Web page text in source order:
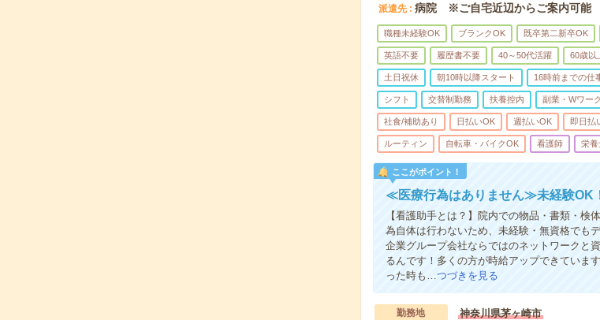
派遣先 病院 ※ご自宅近辺からご案内可能
職種未経験OK ブランクOK 既卒第二新卒OK
英語不要 履歴書不要 40～50代活躍 60歳以
土日祝休 朝10時以降スタート 16時前までの仕
シフト 交替制勤務 扶養控内 副業・Wワー
社食/補助あり 日払いOK 週払いOK 即日払
ルーティン 自転車・バイクOK 看護師 栄養
ここがポイント！
≪医療行為はありません≫未経験OK
【看護助手とは？】院内での物品・書類・
為自体は行わないため、未経験・無資格でも
企業グループ会社ならではのネットワークと
るんです！多くの方が時給アップできていま
った時も… つづきを見る
勤務地
神奈川県茅ヶ崎市